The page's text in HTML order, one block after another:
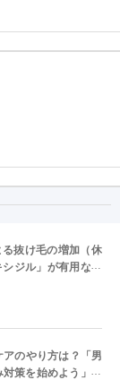
る抜け毛の増加（休
ジル」が有用な可
アのやり方は？「男
策を始めよう」を